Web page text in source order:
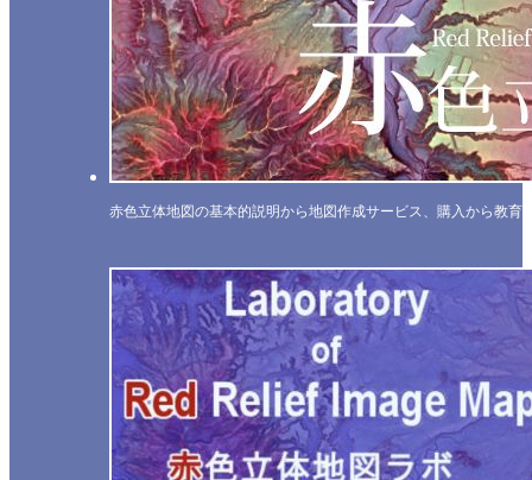
赤色立体地図の基本的説明から地図作成サービス、購入から教育